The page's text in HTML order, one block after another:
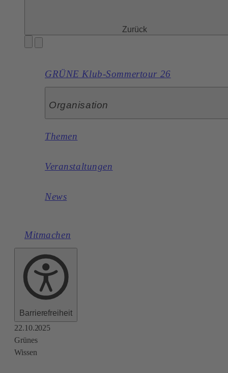
Zurück
GRÜNE Klub-Sommertour 26
Organisation
Themen
Veranstaltungen
News
Mitmachen
Barrierefreiheit
22.10.2025
Grünes
Wissen